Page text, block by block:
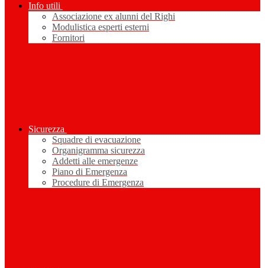
Info utili
Associazione ex alunni del Righi
Modulistica esperti esterni
Fornitori
Sicurezza
Squadre di evacuazione
Organigramma sicurezza
Addetti alle emergenze
Piano di Emergenza
Procedure di Emergenza